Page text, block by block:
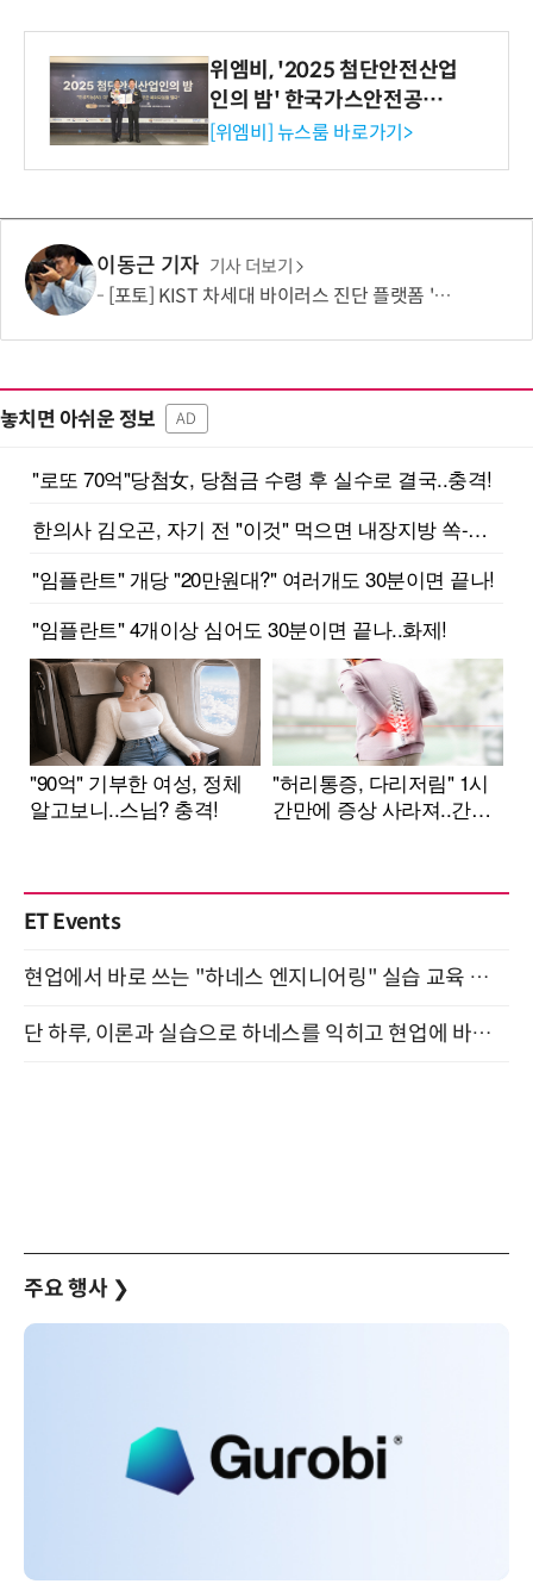
위엠비, '2025 첨단안전산업
인의 밤' 한국가스안전공사
사장상 수상
[위엠비] 뉴스룸 바로가기>
이동근 기자 기사 더보기
[포토] KIST 차세대 바이러스 진단 플랫폼 '퓨전 어세이' 개발
놓치면 아쉬운 정보 AD
ET Events
현업에서 바로 쓰는 "하네스 엔지니어링" 실습 교육 워크숍 8월 20일 개최
단 하루, 이론과 실습으로 하네스를 익히고 현업에 바로 쓰는 핸즈온 워크숍 (8/20)
주요 행사 ❯